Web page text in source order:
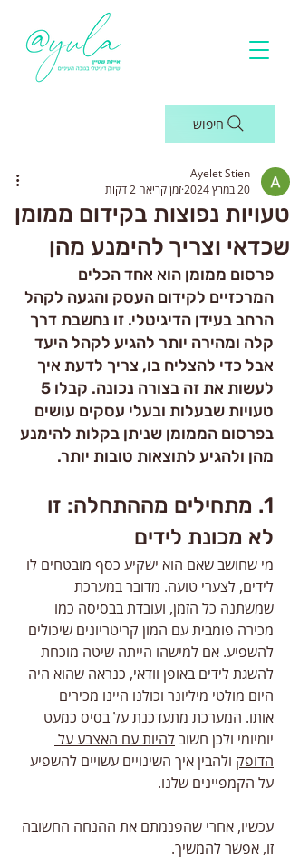
חיפוש
טעויות נפוצות בקידום ממומן
שכדאי וצריך להימנע מהן
Ayelet Stien
20 במרץ 2024
זמן קריאה 2 דקות
פרסום ממומן הוא אחד הכלים
המרכזיים לקידום העסק והגעה לקהל
הרחב בעידן הדיגיטלי. זו נחשבת דרך
קלה ומהירה יותר להגיע לקהל היעד
אבל כדי להצליח בו, צריך לדעת איך
טעויות שבעלות ובעלי עסקים עושים
בפרסום הממומן שניתן בקלות להימנע
מהן ולהגיע לתוצאות טובות יותר.
1. מתחילים מההתחלה: זו
לא מכונת לידים
מי שחושב שאם הוא ישקיע כסף מובטחים לו
לידים, לצערי טועה. מדובר במערכת
שמשתנה כל הזמן, ועובדת בבסיסה כמו
מכירה פומבית עם המון קריטריונים שיכולים
להשפיע. אם למישהו הייתה שיטה מוכחת
להשגת לידים באופן וודאי, כנראה שהוא היה
היום מולטי מיליונר וכולנו היינו מכירים
אותו. המערכת מתעדכנת על בסיס כמעט
יומיומי ולכן חשוב להיות עם האצבע על
הדופק ולהבין איך השינויים עשויים להשפיע
על הקמפיינים שלנו.
עכשיו, אחרי שהפנמתם את ההנחה החשובה
זו, אפשר להמשיך.